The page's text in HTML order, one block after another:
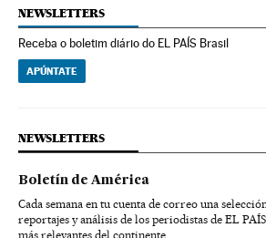
NEWSLETTERS
Receba o boletim diário do EL PAÍS Brasil
APÚNTATE
NEWSLETTERS
Boletín de América
Cada semana en tu cuenta de correo una
reportajes y análisis de los periodistas de EL
más relevantes del continente.